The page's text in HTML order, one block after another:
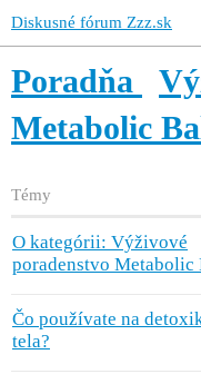
Diskusné fórum Zzz.sk
Poradňa
Metabolic
Témy
O kategórii: Výživové
poradenstvo Metabolic
Čo používate na
tela?